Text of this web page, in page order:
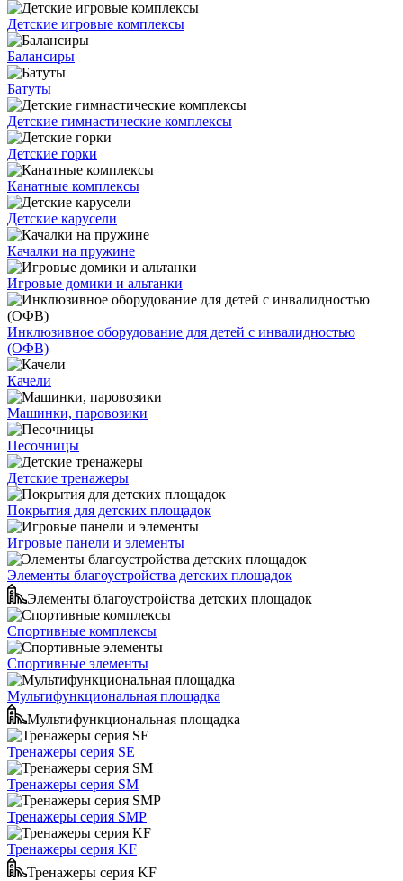
Детские игровые комплексы
Балансиры
Батуты
Детские гимнастические комплексы
Детские горки
Канатные комплексы
Детские карусели
Качалки на пружине
Игровые домики и альтанки
Инклюзивное оборудование для детей с инвалидностью
(ОФВ)
Качели
Машинки, паровозики
Песочницы
Детские тренажеры
Покрытия для детских площадок
Игровые панели и элементы
Элементы благоустройства детских площадок
Элементы благоустройства детских площадок
Спортивные комплексы
Спортивные элементы
Мультифункциональная площадка
Мультифункциональная площадка
Тренажеры серия SE
Тренажеры серия SM
Тренажеры серия SMP
Тренажеры серия KF
Тренажеры серия KF